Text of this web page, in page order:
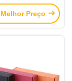
caixas impressão
completa
Preço